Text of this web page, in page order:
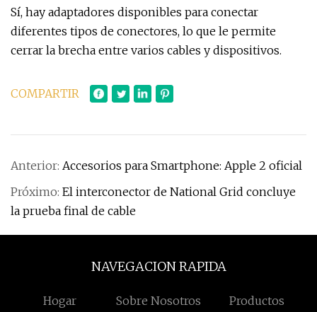
Sí, hay adaptadores disponibles para conectar
diferentes tipos de conectores, lo que le permite
cerrar la brecha entre varios cables y dispositivos.
COMPARTIR
Anterior: Accesorios para Smartphone: Apple 2 oficial
Próximo: El interconector de National Grid concluye
la prueba final de cable
NAVEGACION RAPIDA
Hogar Sobre Nosotros Productos